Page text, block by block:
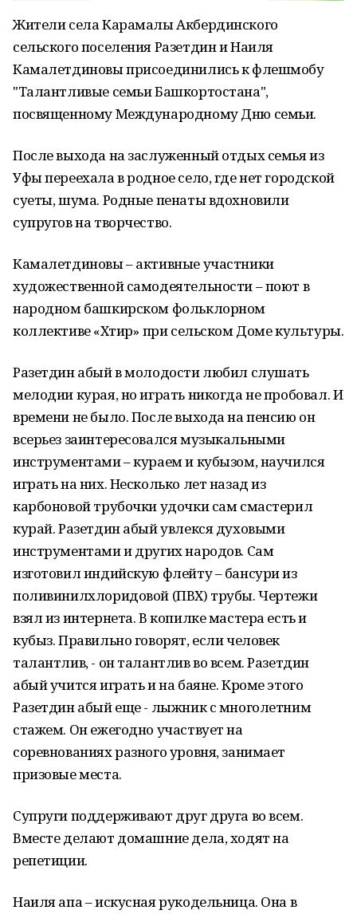
Жители села Карамалы Акбердинского
сельского поселения Разетдин и Наиля
Камалетдиновы присоединились к флешмобу
"Талантливые семьи Башкортостана",
посвященному Международному Дню семьи.
После выхода на заслуженный отдых семья из
Уфы переехала в родное село, где нет городской
суеты, шума. Родные пенаты вдохновили
супругов на творчество.
Камалетдиновы – активные участники
художественной самодеятельности – поют в
народном башкирском фольклорном
коллективе «Хәтирә» при сельском Доме культуры.
Разетдин абый в молодости любил слушать
мелодии курая, но играть никогда не пробовал. И
времени не было. После выхода на пенсию он
всерьез заинтересовался музыкальными
инструментами – кураем и кубызом, научился
играть на них. Несколько лет назад из
карбоновой трубочки удочки сам смастерил
курай. Разетдин абый увлекся духовыми
инструментами и других народов. Сам
изготовил индийскую флейту – бансури из
поливинилхлоридовой (ПВХ) трубы. Чертежи
взял из интернета. В копилке мастера есть и
кубыз. Правильно говорят, если человек
талантлив, - он талантлив во всем. Разетдин
абый учится играть и на баяне. Кроме этого
Разетдин абый еще - лыжник с многолетним
стажем. Он ежегодно участвует на
соревнованиях разного уровня, занимает
призовые места.
Супруги поддерживают друг друга во всем.
Вместе делают домашние дела, ходят на
репетиции.
Наиля апа – искусная рукодельница. Она в